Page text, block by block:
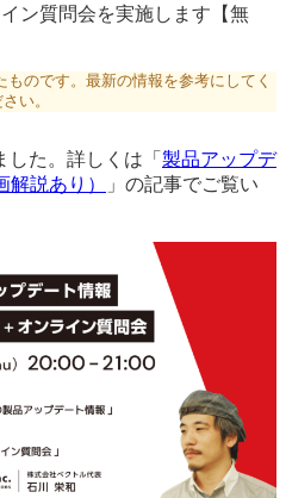
ン質問会を実施します【無
のです。最新の情報を参考にしてく
い。
た。詳しくは「 製品アップデ
説あり）
」の記事でご覧い